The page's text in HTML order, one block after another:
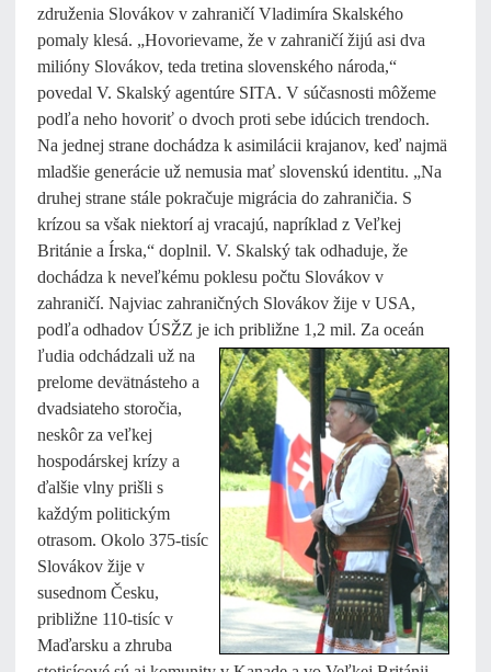
združenia Slovákov v zahraničí Vladimíra Skalského
pomaly klesá. „Hovorievame, že v zahraničí žijú asi dva
milióny Slovákov, teda tretina slovenského národa,“
povedal V. Skalský agentúre SITA. V súčasnosti môžeme
podľa neho hovoriť o dvoch proti sebe idúcich trendoch.
Na jednej strane dochádza k asimilácii krajanov, keď najmä
mladšie generácie už nemusia mať slovenskú identitu. „Na
druhej strane stále pokračuje migrácia do zahraničia. S
krízou sa však niektorí aj vracajú, napríklad z Veľkej
Británie a Írska,“ doplnil. V. Skalský tak odhaduje, že
dochádza k neveľkému poklesu počtu Slovákov v
zahraničí. Najviac zahraničných Slovákov žije v USA,
podľa odhadov ÚSŽZ je ich približne 1,2 mil. Za oceán
ľudia odchádzali už na
prelome devätnásteho a
dvadsiateho storočia,
neskôr za veľkej
hospodárskej krízy a
ďalšie vlny prišli s
každým politickým
otrasom. Okolo 375-tisíc
Slovákov žije v
susednom Česku,
približne 110-tisíc v
Maďarsku a zhruba